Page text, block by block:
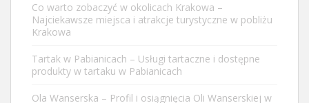
Co warto zobaczyć w okolicach Krakowa –
Najciekawsze miejsca i atrakcje turystyczne w pobliżu
Krakowa
Tartak w Pabianicach – Usługi tartaczne i dostępne
produkty w tartaku w Pabianicach
Ola Wanserska – Profil i osiągnięcia Oli Wanserskiej w